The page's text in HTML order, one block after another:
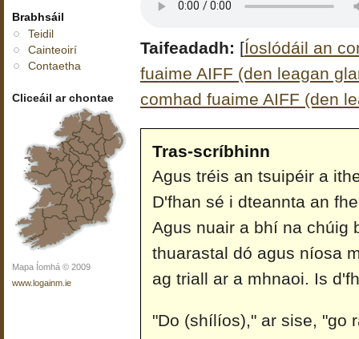
Brabhsáil
Teidil
Cainteoirí
Contaetha
Cliceáil ar chontae
Mapa Íomhá © 2009
www.logainm.ie
Taifeadadh: [Íoslódáil an
fuaime AIFF (den leagan
comhad fuaime AIFF (den
Tras-scríbhinn
Agus tréis an tsuipéir a
D'fhan sé i dteannta an
Agus nuair a bhí na chúig
thuarastal dó agus níosa
ag triall ar a mhnaoi. Is
"Do (shílíos)," ar sise, "go